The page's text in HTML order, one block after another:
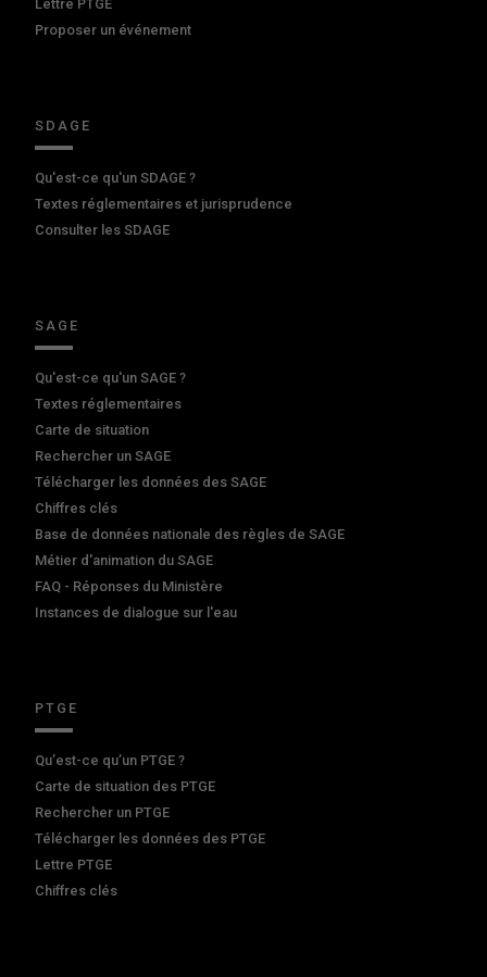
Lettre PTGE
Proposer un événement
SDAGE
Qu'est-ce qu'un SDAGE ?
Textes réglementaires et jurisprudence
Consulter les SDAGE
SAGE
Qu'est-ce qu'un SAGE ?
Textes réglementaires
Carte de situation
Rechercher un SAGE
Télécharger les données des SAGE
Chiffres clés
Base de données nationale des règles de SAGE
Métier d'animation du SAGE
FAQ - Réponses du Ministère
Instances de dialogue sur l'eau
PTGE
Qu’est-ce qu’un PTGE ?
Carte de situation des PTGE
Rechercher un PTGE
Télécharger les données des PTGE
Lettre PTGE
Chiffres clés